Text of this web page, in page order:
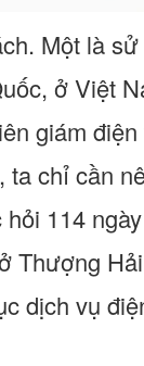
Một là
ở Việt
giám
chỉ cần
114
Thượng
dịch vụ